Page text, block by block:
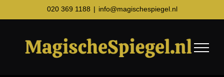
naar
020 369 1188 | info@magischespiegel.nl